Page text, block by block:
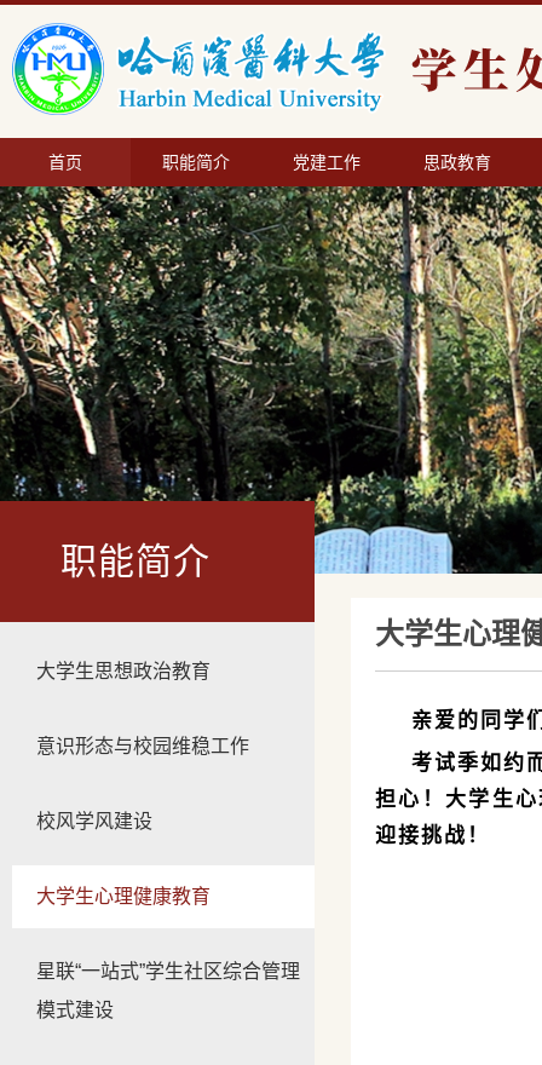
首页 职能简介 党建工作 思政教育
职能简介
大学生思想政治教育
意识形态与校园维稳工作
校风学风建设
大学生心理健康教育
星联“一站式”学生社区综合管理
模式建设
大学生心理
亲爱的同学
考试季如约
担心！大学生
迎接挑战！